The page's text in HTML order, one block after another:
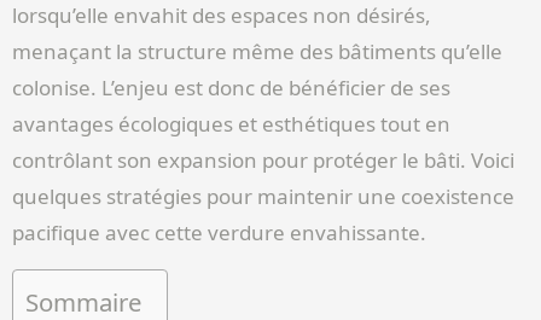
lorsqu’elle envahit des espaces non désirés,
menaçant la structure même des bâtiments qu’elle
colonise. L’enjeu est donc de bénéficier de ses
avantages écologiques et esthétiques tout en
contrôlant son expansion pour protéger le bâti. Voici
quelques stratégies pour maintenir une coexistence
pacifique avec cette verdure envahissante.
Sommaire